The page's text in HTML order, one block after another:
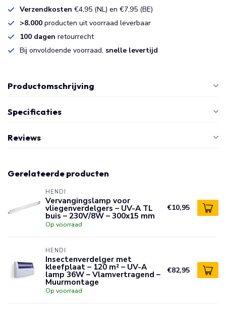
Verzendkosten €4,95 (NL) en €7,95 (BE)
>8.000 producten uit voorraad leverbaar
100 dagen retourrecht
Bij onvoldoende voorraad, snelle levertijd
Productomschrijving
Specificaties
Reviews
Gerelateerde producten
HENDI
Vervangingslamp voor
vliegenverdelgers – UV-A TL
buis – 230V/8W – 300x15 mm
Op voorraad
€10,95
HENDI
Insectenverdelger met
kleefplaat – 120 m² – UV-A
lamp 36W – Vlamvertragend –
Muurmontage
Op voorraad
€82,95